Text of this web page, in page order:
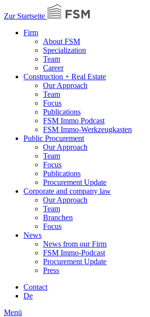
Zur Startseite
Firm
About FSM
Specialization
Team
Career
Construction + Real Estate
Our Approach
Team
Focus
Publications
FSM Immo Podcast
FSM Immo-Werkzeugkasten
Public Procurement
Our Approach
Team
Focus
Publications
Procurement Update
Corporate and company law
Our Approach
Team
Branchen
Focus
News
News from our Firm
FSM Immo-Podcast
Procurement Update
Press
Contact
De
Menü